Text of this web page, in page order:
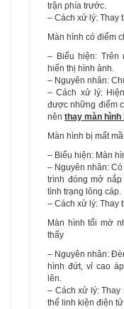
trận phía trước.
– Cách xử lý: Thay
Màn hình có điểm
– Biểu hiện: Trên
hiển thị hình ảnh.
– Nguyên nhân:
– Cách xử lý:
được những điểm
nên thay màn hình
Màn hình bị mất
– Biểu hiện: Màn
– Nguyên nhân:
trình đóng mở
tình trạng lỏng cáp.
– Cách xử lý: Thay
Màn hình tối mờ
thấy
– Nguyên nhân:
hình đứt, vỉ cao
lên.
– Cách xử lý:
thế linh kiện điện